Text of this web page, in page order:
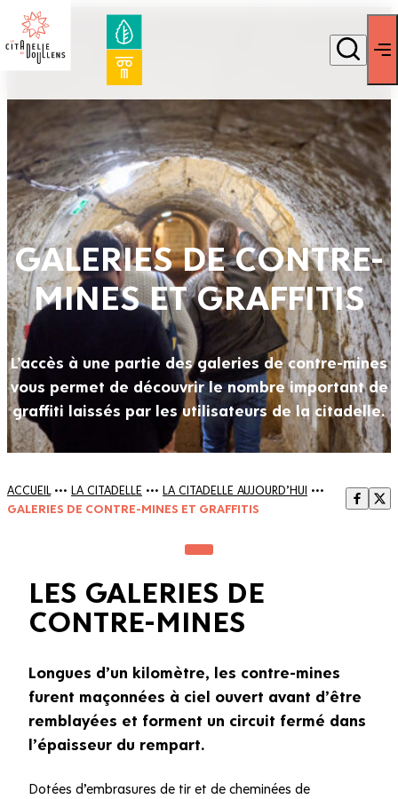
GALERIES DE CONTRE-
MINES ET GRAFFITIS
L’accès à une partie des galeries de contre-mines
vous permet de découvrir le nombre important de
graffiti laissés par les utilisateurs de la citadelle.
ACCUEIL ••• LA CITADELLE ••• LA CITADELLE AUJOURD’HUI •••
GALERIES DE CONTRE-MINES ET GRAFFITIS
LES GALERIES DE
CONTRE-MINES
Longues d’un kilomètre, les contre-mines
furent maçonnées à ciel ouvert avant d’être
remblayées et forment un circuit fermé dans
l’épaisseur du rempart.
Dotées d’embrasures de tir et de cheminées de